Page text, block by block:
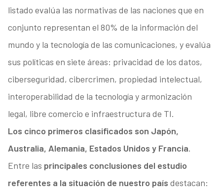
listado evalúa las normativas de las naciones que en
conjunto representan el 80% de la información del
mundo y la tecnología de las comunicaciones, y evalúa
sus políticas en siete áreas: privacidad de los datos,
ciberseguridad, cibercrimen, propiedad intelectual,
interoperabilidad de la tecnología y armonización
legal, libre comercio e infraestructura de TI.
Los cinco primeros clasificados son Japón,
Australia, Alemania, Estados Unidos y Francia.
Entre las principales conclusiones del estudio
referentes a la situación de nuestro país destacan: